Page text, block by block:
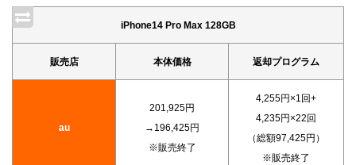
iPhone14 Pro Max 128GB
販売店 本体価格 返却プログラム
au
201,925円
→196,425円
※販売終了
4,255円×1回+
4,235円×22回
（総額97,425円）
※販売終了